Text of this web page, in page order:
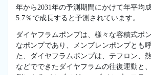
年から2031年の予測期間にかけて年平均
5.7％で成長すると予測されています。
ダイヤフラムポンプは、様々な容積式ポ
なポンプであり、メンブレンポンプとも
た、ダイヤフラムポンプは、テフロン、
などでできたダイヤフラムの往復運動と